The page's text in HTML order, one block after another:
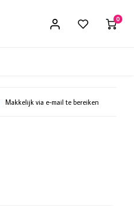
0
Makkelijk via e-mail te bereiken